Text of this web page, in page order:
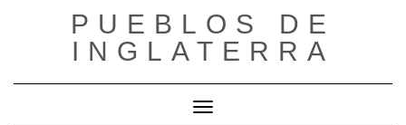
PUEBLOS DE
INGLATERRA
Cambiar modo de navegación